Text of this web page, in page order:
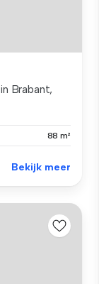
Brabant,
88 m²
Bekijk meer